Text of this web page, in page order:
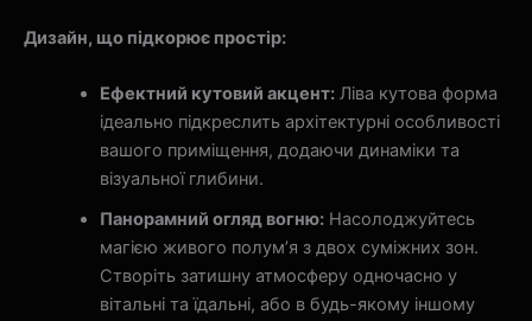
Дизайн, що підкорює простір:
Ефектний кутовий акцент:Ліва кутова форма
ідеально підкреслить архітектурні особливості
вашого приміщення, додаючи динаміки та
візуальної глибини.
Панорамний огляд вогню:Насолоджуйтесь
магією живого полум’я з двох суміжних зон.
Створіть затишну атмосферу одночасно у
вітальні та їдальні, або в будь-якому іншому